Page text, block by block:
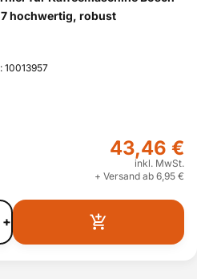
hochwertig, robust
10013957
43,46 €
inkl. MwSt.
+ Versand ab 6,95 €
+